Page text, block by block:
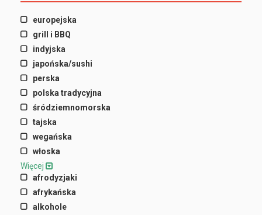
europejska
grill i BBQ
indyjska
japońska/sushi
perska
polska tradycyjna
śródziemnomorska
tajska
wegańska
włoska
Więcej
afrodyzjaki
afrykańska
alkohole